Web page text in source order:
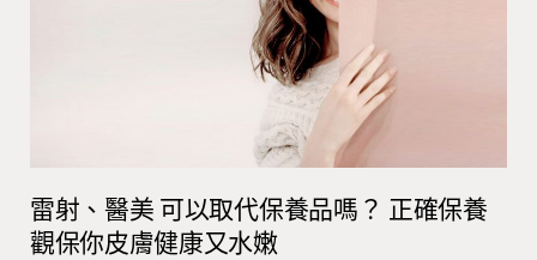
雷射、醫美 可以取代保養品嗎？ 正確保養
觀保你皮膚健康又水嫩